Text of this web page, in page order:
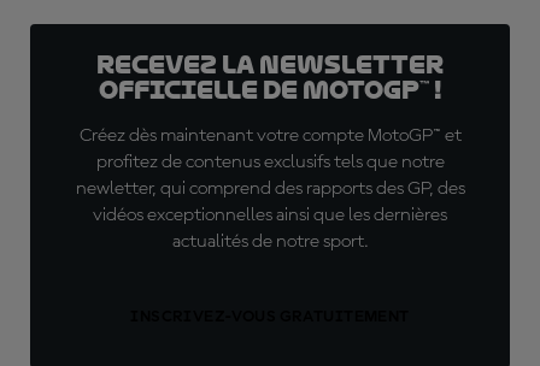
Recevez la Newsletter
officielle de MotoGP™ !
Créez dès maintenant votre compte MotoGP™ et
profitez de contenus exclusifs tels que notre
newletter, qui comprend des rapports des GP, des
vidéos exceptionnelles ainsi que les dernières
actualités de notre sport.